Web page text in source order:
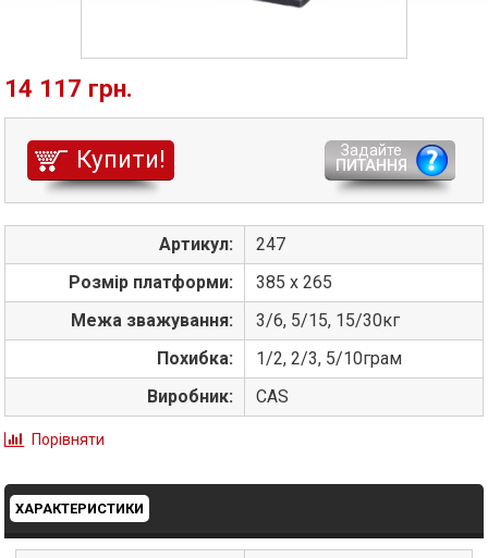
14 117 грн.
Купити!
Задайте
ПИТАННЯ
Артикул:
247
Розмір платформи:
385 x 265
Межа зважування:
3/6, 5/15, 15/30кг
Похибка:
1/2, 2/3, 5/10грам
Виробник:
CAS
Порівняти
ХАРАКТЕРИСТИКИ